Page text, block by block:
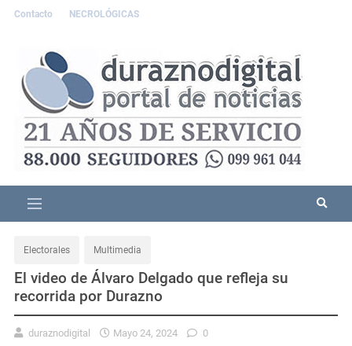
Contacto NECROLÓGICAS
Electorales Multimedia
El video de Álvaro Delgado que refleja su
recorrida por Durazno
duraznodigital Mayo 24, 2024 0